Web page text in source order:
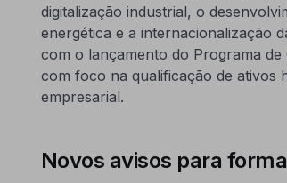
digitalização industrial, o
energética e a internacionalização
com o lançamento do Programa de
com foco na qualificação de ativos
empresarial.
Novos avisos para